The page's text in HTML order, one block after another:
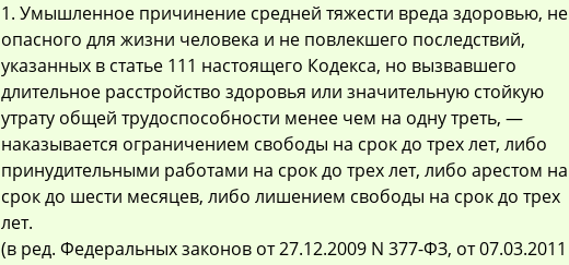
1. Умышленное причинение средней тяжести вреда здоровью, не
опасного для жизни человека и не повлекшего последствий,
указанных в статье 111 настоящего Кодекса, но вызвавшего
длительное расстройство здоровья или значительную стойкую
утрату общей трудоспособности менее чем на одну треть, —
наказывается ограничением свободы на срок до трех лет, либо
принудительными работами на срок до трех лет, либо арестом на
срок до шести месяцев, либо лишением свободы на срок до трех
лет.
(в ред. Федеральных законов от 27.12.2009 N 377-ФЗ, от 07.03.2011